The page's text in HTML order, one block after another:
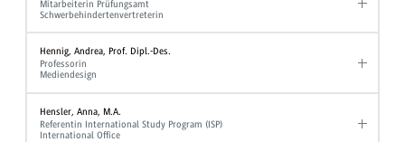
Mitarbeiterin Prüfungsamt
Schwerbehindertenvertreterin
Hennig, Andrea, Prof. Dipl.-Des.
Professorin
Mediendesign
Hensler, Anna, M.A.
Referentin International Study Program (ISP)
International Office